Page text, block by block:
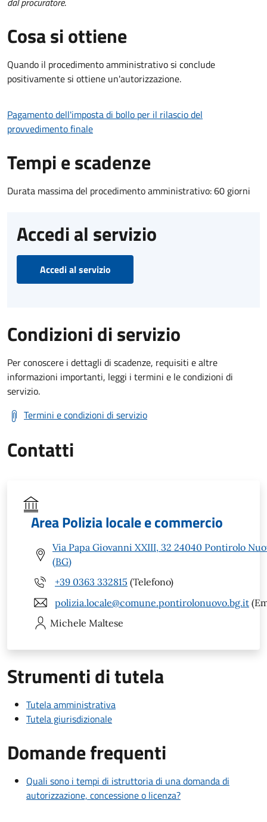
Cosa si ottiene
Quando il procedimento amministrativo si conclude
positivamente si ottiene un'autorizzazione.
Pagamento dell'imposta di bollo per il rilascio del
provvedimento finale
Tempi e scadenze
Durata massima del procedimento amministrativo: 60 giorni
Accedi al servizio
Accedi al servizio
Condizioni di servizio
Per conoscere i dettagli di scadenze, requisiti e altre
informazioni importanti, leggi i termini e le condizioni di
servizio.
Termini e condizioni di servizio
Contatti
Area Polizia locale e commercio
Via Papa Giovanni XXIII, 32 24040 Pontirolo
(BG)
+39 0363 332815 (Telefono)
polizia.locale@comune.pontirolonuovo.bg.it
Michele Maltese
Strumenti di tutela
Tutela amministrativa
Tutela giurisdizionale
Domande frequenti
Quali sono i tempi di istruttoria di una domanda di
autorizzazione, concessione o licenza?